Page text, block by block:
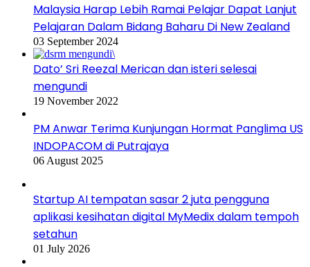
Malaysia Harap Lebih Ramai Pelajar Dapat Lanjut
Pelajaran Dalam Bidang Baharu Di New Zealand
03 September 2024
Dato’ Sri Reezal Merican dan isteri selesai
mengundi
19 November 2022
PM Anwar Terima Kunjungan Hormat Panglima US
INDOPACOM di Putrajaya
06 August 2025
Startup AI tempatan sasar 2 juta pengguna
aplikasi kesihatan digital MyMedix dalam tempoh
setahun
01 July 2026